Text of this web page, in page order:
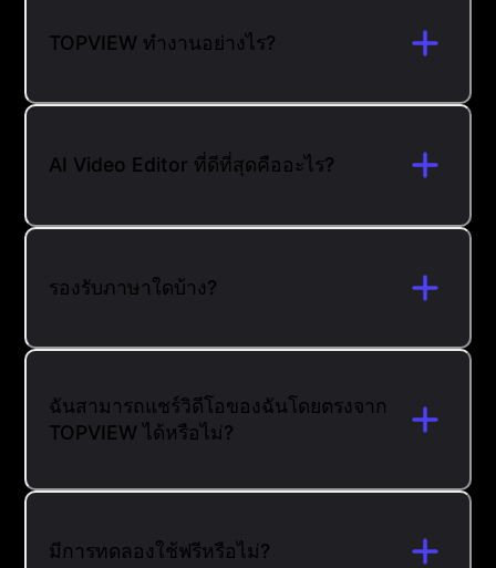
TOPVIEW ทำงานอย่างไร?
AI Video Editor ที่ดีที่สุดคืออะไร?
รองรับภาษาใดบ้าง?
ฉันสามารถแชร์วิดีโอของฉันโดยตรงจาก
TOPVIEW ได้หรือไม่?
มีการทดลองใช้ฟรีหรือไม่?